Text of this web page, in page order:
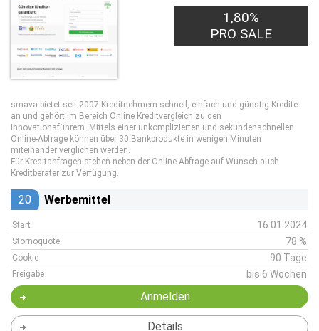
1,80%
PRO SALE
smava bietet seit 2007 Kreditnehmern schnell, einfach und günstig Kredite
an und gehört im Bereich Online Kreditvergleich zu den
Innovationsführern. Mittels einer unkomplizierten und sekundenschnellen
Online-Abfrage können über 30 Bankprodukte in wenigen Minuten
miteinander verglichen werden.
Für Kreditanfragen stehen neben der Online-Abfrage auf Wunsch auch
Kreditberater zur Verfügung.
20 Werbemittel
Start 16.01.2024
Stornoquote 78 %
Cookie 90 Tage
Freigabe bis 6 Wochen
Anmelden
Details